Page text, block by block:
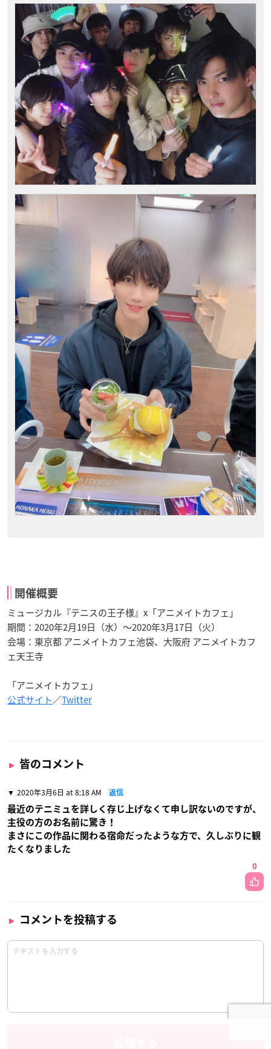
開催概要
ミュージカル『テニスの王子様』x「アニメイトカフェ」
期間：2020年2月19日（水）～2020年3月17日（火）
会場：東京都 アニメイトカフェ池袋、大阪府 アニメイトカフ
ェ天王寺
「アニメイトカフェ」
公式サイト／Twitter
皆のコメント
2020年3月6日 at 8:18 AM 返信
最近のテニミュを詳しく存じ上げなくて申し訳ないのですが、
主役の方のお名前に驚き！
まさにこの作品に関わる宿命だったような方で、久しぶりに観
たくなりました
0
コメントを投稿する